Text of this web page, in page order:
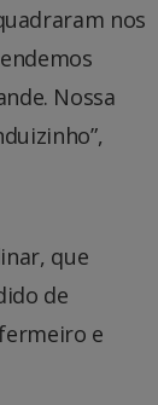
nos
Nossa
que
de
e